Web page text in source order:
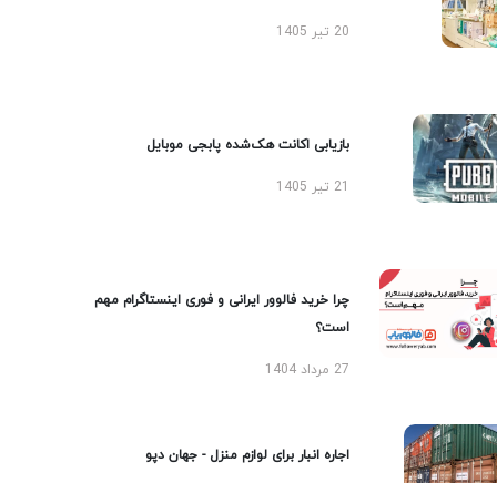
20 تیر 1405
بازیابی اکانت هک‌شده پابجی موبایل
چرا خرید فالوور ایرانی و فوری اینستاگرام مهم
است؟
27 مرداد 1404
اجاره انبار برای لوازم منزل - جهان دپو